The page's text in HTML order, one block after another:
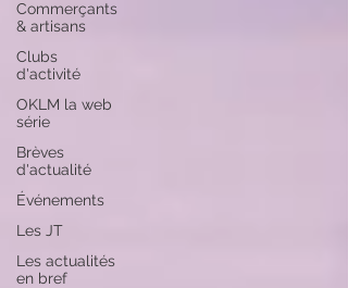
Commerçants
& artisans
Clubs
d'activité
OKLM la web
série
Brèves
d'actualité
Événements
Les JT
Les actualités
en bref